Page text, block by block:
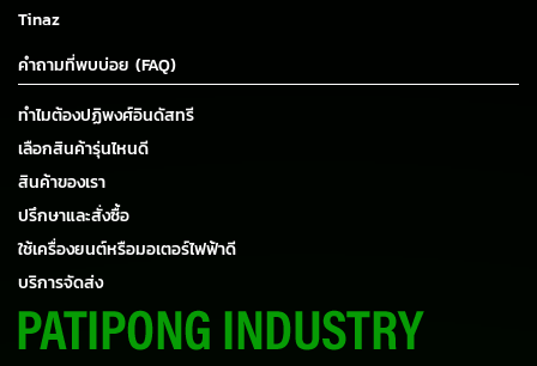
Tinaz
คำถามที่พบบ่อย (FAQ)
ทำไมต้องปฏิพงศ์อินดัสทรี
เลือกสินค้ารุ่นไหนดี
สินค้าของเรา
ปรึกษาและสั่งซื้อ
ใช้เครื่องยนต์หรือมอเตอร์ไฟฟ้าดี
บริการจัดส่ง